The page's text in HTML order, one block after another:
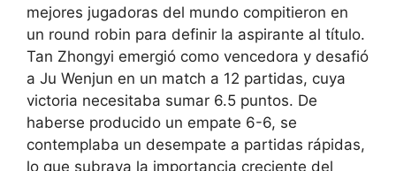
mejores jugadoras del mundo compitieron en
un round robin para definir la aspirante al título.
Tan Zhongyi emergió como vencedora y desafió
a Ju Wenjun en un match a 12 partidas, cuya
victoria necesitaba sumar 6.5 puntos. De
haberse producido un empate 6-6, se
contemplaba un desempate a partidas rápidas,
lo que subraya la importancia creciente del